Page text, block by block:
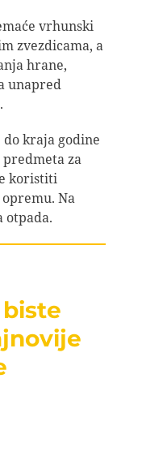
vrhunski
zvezdicama, a
hrane,
unapred
do kraja godine
za
koristiti
Na
otpada.